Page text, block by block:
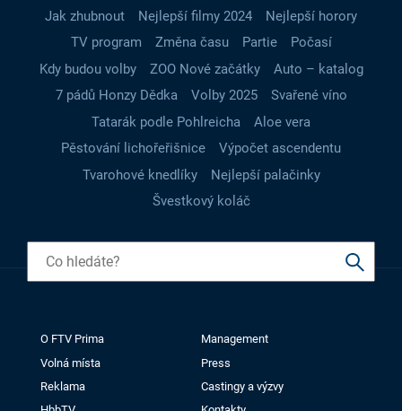
Jak zhubnout Nejlepší filmy 2024
Nejlepší horory
TV program
Změna času Partie
Počasí
Kdy budou volby
ZOO Nové začátky
Auto – katalog
7 pádů Honzy Dědka
Volby 2025
Svařené víno
Tatarák podle Pohlreicha
Aloe vera
Pěstování lichořeřišnice
Výpočet ascendentu
Tvarohové knedlíky
Nejlepší palačinky
Švestkový koláč
O FTV Prima
Management
Volná místa
Press
Reklama
Castingy a výzvy